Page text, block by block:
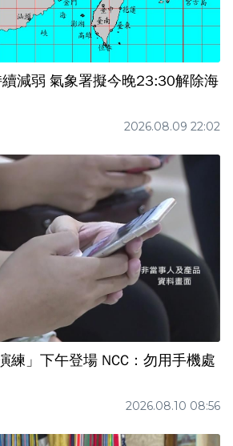
減弱 氣象署擬今晚23:30解除海
2026.08.09 22:02
練」下午登場 NCC：勿用手機處
2026.08.10 08:56